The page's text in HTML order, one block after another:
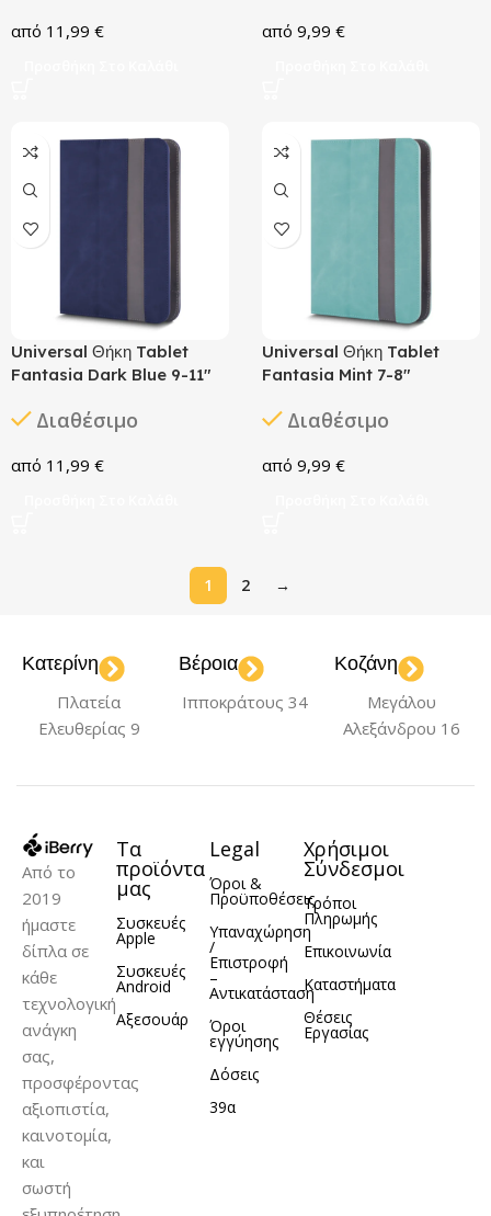
11,99 € 9,99 €
Universal Θήκη Tablet
Fantasia Dark Blue 9-11″
Διαθέσιμο
11,99 €
Universal Θήκη Tablet
Fantasia Mint 7-8″
Διαθέσιμο
9,99 €
1 2 →
Κατερίνη
Πλατεία
Ελευθερίας 9
Βέροια
Ιπποκράτους 34
Κοζάνη
Μεγάλου
Αλεξάνδρου 16
Από το
2019
ήμαστε
δίπλα σε
κάθε
τεχνολογική
ανάγκη
σας,
προσφέροντας
αξιοπιστία,
καινοτομία,
και
σωστή
Τα
προϊόντα
μας
Συσκευές
Apple
Συσκευές
Android
Αξεσουάρ
Legal
Όροι &
Προϋποθέσεις
Υπαναχώρηση
/
Επιστροφή
–
Αντικατάσταση
Όροι
εγγύησης
Δόσεις
39α
Χρήσιμοι
Σύνδεσμοι
Τρόποι
Πληρωμής
Επικοινωνία
Καταστήματα
Θέσεις
Εργασίας